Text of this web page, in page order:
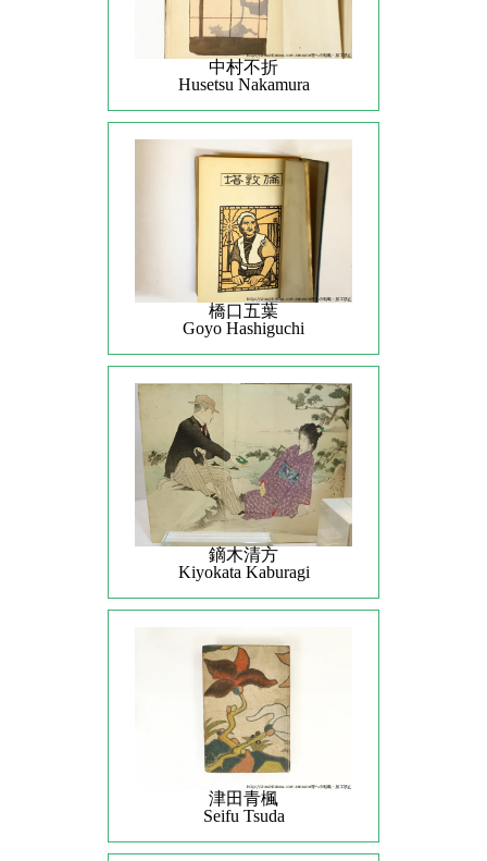
中村不折
Husetsu Nakamura
橋口五葉
Goyo Hashiguchi
鏑木清方
Kiyokata Kaburagi
津田青楓
Seifu Tsuda